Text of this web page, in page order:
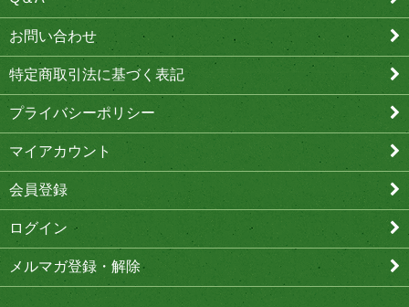
お問い合わせ
特定商取引法に基づく表記
プライバシーポリシー
マイアカウント
会員登録
ログイン
メルマガ登録・解除